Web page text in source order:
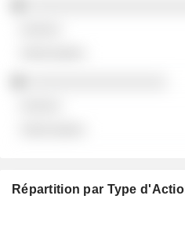
Répartition par Type